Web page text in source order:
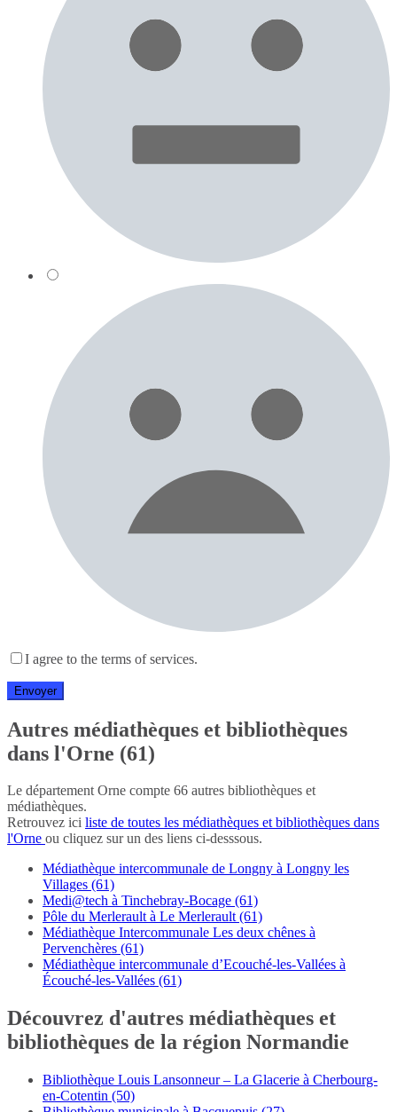
I agree to the terms of services.
Autres médiathèques et bibliothèques
dans l'Orne (61)
Le département Orne compte 66 autres bibliothèques et
médiathèques.
Retrouvez ici liste de toutes les médiathèques et bibliothèques dans
l'Orne ou cliquez sur un des liens ci-desssous.
Médiathèque intercommunale de Longny à Longny les
Villages (61)
Medi@tech à Tinchebray-Bocage (61)
Pôle du Merlerault à Le Merlerault (61)
Médiathèque Intercommunale Les deux chênes à
Pervenchères (61)
Médiathèque intercommunale d’Ecouché-les-Vallées à
Écouché-les-Vallées (61)
Découvrez d'autres médiathèques et
bibliothèques de la région Normandie
Bibliothèque Louis Lansonneur – La Glacerie à Cherbourg-
en-Cotentin (50)